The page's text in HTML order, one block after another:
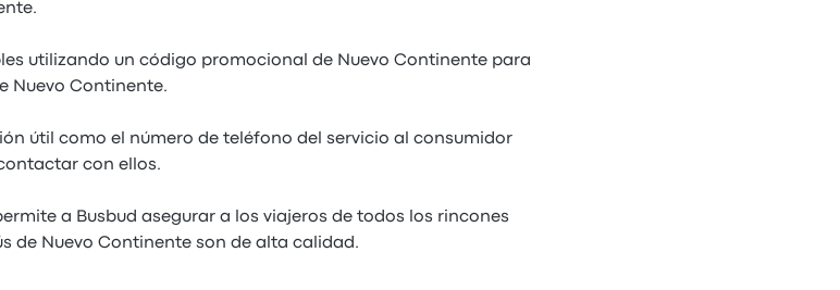
utilizando un código promocional de Nuevo Continente para
Nuevo Continente.
útil como el número de teléfono del servicio al consumidor
con ellos.
a Busbud asegurar a los viajeros de todos los rincones
de Nuevo Continente son de alta calidad.